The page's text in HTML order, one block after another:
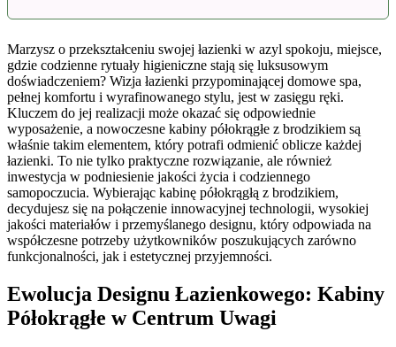
Marzysz o przekształceniu swojej łazienki w azyl spokoju, miejsce,
gdzie codzienne rytuały higieniczne stają się luksusowym
doświadczeniem? Wizja łazienki przypominającej domowe spa,
pełnej komfortu i wyrafinowanego stylu, jest w zasięgu ręki.
Kluczem do jej realizacji może okazać się odpowiednie
wyposażenie, a nowoczesne kabiny półokrągłe z brodzikiem są
właśnie takim elementem, który potrafi odmienić oblicze każdej
łazienki. To nie tylko praktyczne rozwiązanie, ale również
inwestycja w podniesienie jakości życia i codziennego
samopoczucia. Wybierając kabinę półokrągłą z brodzikiem,
decydujesz się na połączenie innowacyjnej technologii, wysokiej
jakości materiałów i przemyślanego designu, który odpowiada na
współczesne potrzeby użytkowników poszukujących zarówno
funkcjonalności, jak i estetycznej przyjemności.
Ewolucja Designu Łazienkowego: Kabiny
Półokrągłe w Centrum Uwagi